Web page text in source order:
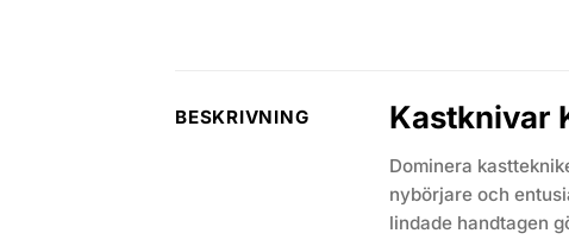
BESKRIVNING Kastknivar
Dominera
nybörjare och
lindade handtagen